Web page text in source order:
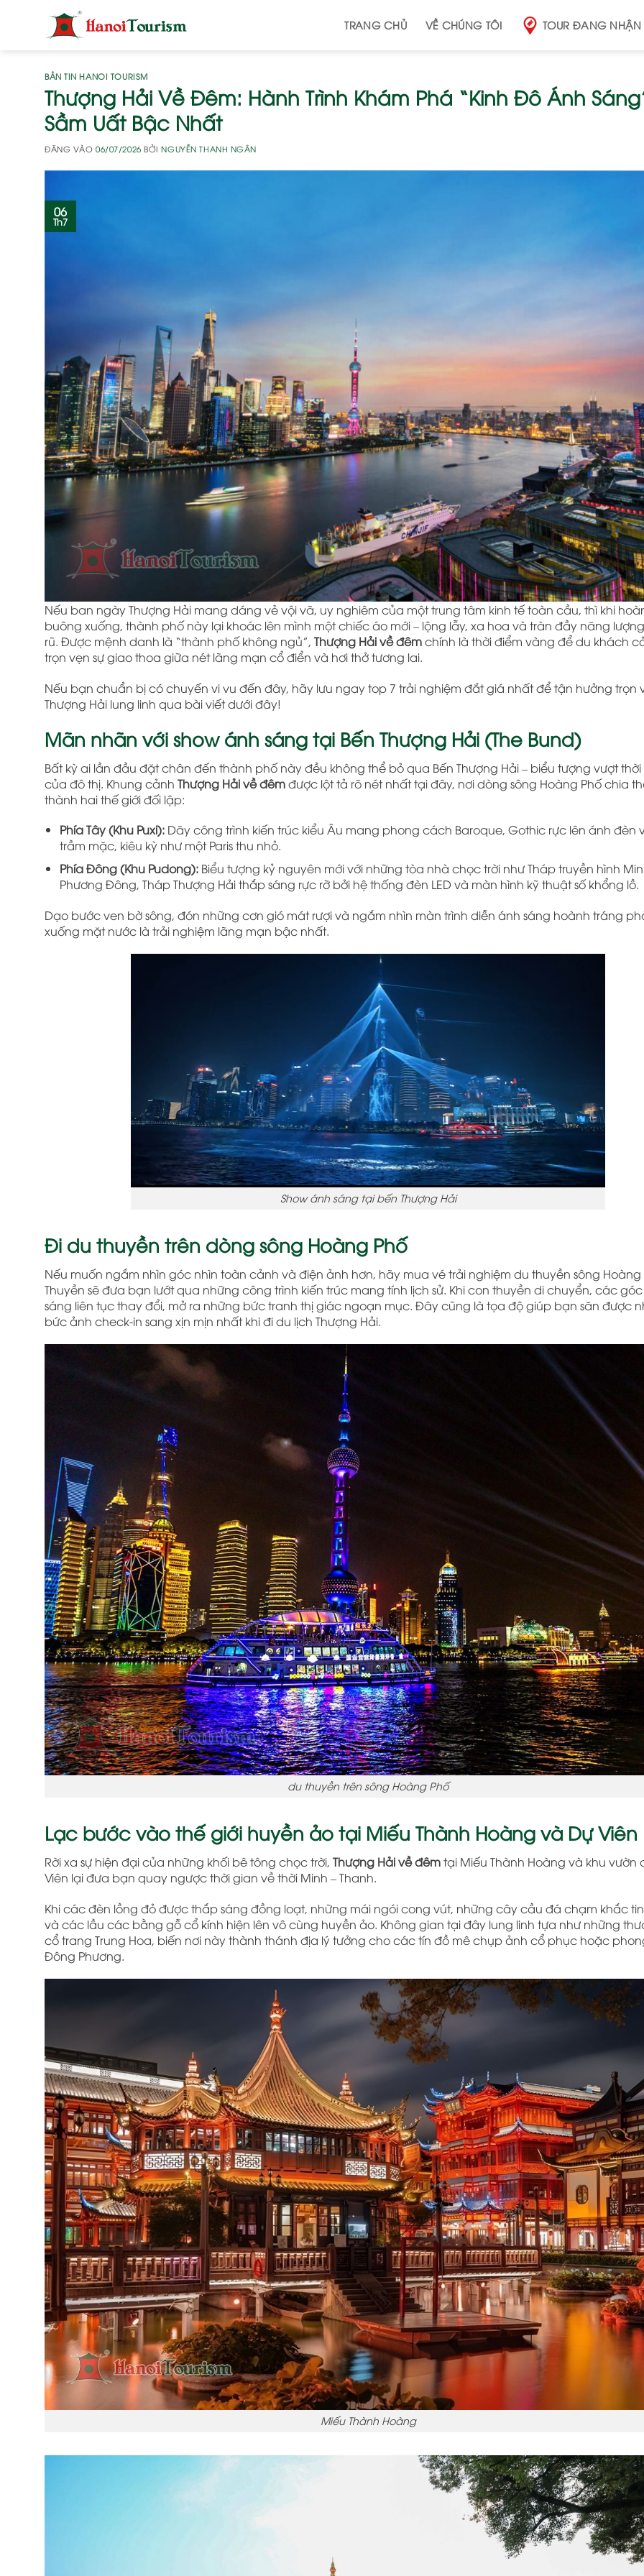
TRANG CHỦ VỀ CHÚNG TÔI TOUR ĐANG
BẢN TIN HANOI TOURISM
Thượng Hải Về Đêm: Hành Trình Khám Phá “Kinh Đô Ánh
Sầm Uất Bậc Nhất
ĐĂNG VÀO06/07/2026 BỞINGUYỄN THANH NGÂN
06
Th7
Nếu ban ngày Thượng Hải mang dáng vẻ vội vã, uy nghiêm của một trung tâm kinh tế toàn cầu, thì khi
buông xuống, thành phố này lại khoác lên mình một chiếc áo mới – lộng lẫy, xa hoa và tràn đầy năng
rũ. Được mệnh danh là “thành phố không ngủ”, Thượng Hải về đêmchính là thời điểm vàng để du khách
trọn vẹn sự giao thoa giữa nét lãng mạn cổ điển và hơi thở tương lai.
Nếu bạn chuẩn bị có chuyến vi vu đến đây, hãy lưu ngay top 7 trải nghiệm đắt giá nhất để tận hưởng trọn
Thượng Hải lung linh qua bài viết dưới đây!
Mãn nhãn với show ánh sáng tại Bến Thượng Hải (The Bund)
Bất kỳ ai lần đầu đặt chân đến thành phố này đều không thể bỏ qua Bến Thượng Hải – biểu tượng vượt
của đô thị. Khung cảnh Thượng Hải về đêmđược lột tả rõ nét nhất tại đây, nơi dòng sông Hoàng Phố chia
thành hai thế giới đối lập:
Phía Tây (Khu Puxi):Dãy công trình kiến trúc kiểu Âu mang phong cách Baroque, Gothic rực lên ánh đèn
trầm mặc, kiêu kỳ như một Paris thu nhỏ.
Phía Đông (Khu Pudong):Biểu tượng kỷ nguyên mới với những tòa nhà chọc trời như Tháp truyền hình
Phương Đông, Tháp Thượng Hải thắp sáng rực rỡ bởi hệ thống đèn LED và màn hình kỹ thuật số khổng lồ.
Dạo bước ven bờ sông, đón những cơn gió mát rượi và ngắm nhìn màn trình diễn ánh sáng hoành tráng
xuống mặt nước là trải nghiệm lãng mạn bậc nhất.
Show ánh sáng tại bến Thượng Hải
Đi du thuyền trên dòng sông Hoàng Phố
Nếu muốn ngắm nhìn góc nhìn toàn cảnh và điện ảnh hơn, hãy mua vé trải nghiệm du thuyền sông Hoàng
Thuyền sẽ đưa bạn lướt qua những công trình kiến trúc mang tính lịch sử. Khi con thuyền di chuyển, các
sáng liên tục thay đổi, mở ra những bức tranh thị giác ngoạn mục. Đây cũng là tọa độ giúp bạn săn được
bức ảnh check-in sang xịn mịn nhất khi đi du lịch Thượng Hải.
du thuyền trên sông Hoàng Phố
Lạc bước vào thế giới huyền ảo tại Miếu Thành Hoàng và Dự Viên
Rời xa sự hiện đại của những khối bê tông chọc trời, Thượng Hải về đêmtại Miếu Thành Hoàng và khu vườn
Viên lại đưa bạn quay ngược thời gian về thời Minh – Thanh.
Khi các đèn lồng đỏ được thắp sáng đồng loạt, những mái ngói cong vút, những cây cầu đá chạm khắc
và các lầu các bằng gỗ cổ kính hiện lên vô cùng huyền ảo. Không gian tại đây lung linh tựa như những
cổ trang Trung Hoa, biến nơi này thành thánh địa lý tưởng cho các tín đồ mê chụp ảnh cổ phục hoặc
Đông Phương.
Miếu Thành Hoàng